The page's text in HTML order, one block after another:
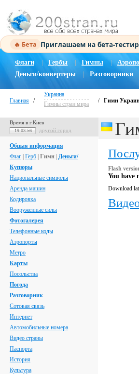
🔥 Бета Приглашаем на бета-
Флаги Гербы Гимны |
Деньги/конвертеры
Разговорники
Главная /
Украина
Гимны стран мира
/ Гимн
Время в г.Киев
19:03:57 другой город
Общая информация
Флаг Герб Гимн Деньги/
Купюры
Национальные символы
Аренда машин
Кодировка
Вооруженные силы
Фотогалерея
Телефонные коды
Аэропорты
Метро
Карты
Посольства
Погода
Разговорник
Сотовая связь
Интернет
Автомобильные номера
Видео страны
Паспорта
История
Культура
Flash
You have
Download